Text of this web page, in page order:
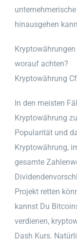
hinausgehen
worauf achten?
Kryptowährung
In den meisten
Kryptowährung
Popularität und
Kryptowährung,
gesamte
Projekt retten
kannst Du
verdienen,
Dash Kurs.